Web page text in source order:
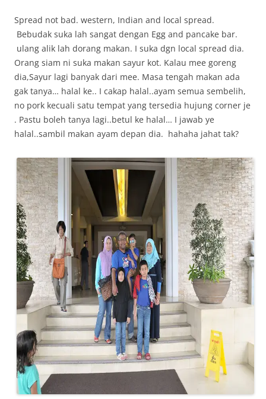
Spread not bad. western, Indian and local spread.
Bebudak suka lah sangat dengan Egg and pancake bar.
ulang alik lah dorang makan. I suka dgn local spread dia.
Orang siam ni suka makan sayur kot. Kalau mee goreng
dia,Sayur lagi banyak dari mee. Masa tengah makan ada
gak tanya… halal ke.. I cakap halal..ayam semua sembelih,
no pork kecuali satu tempat yang tersedia hujung corner je
. Pastu boleh tanya lagi..betul ke halal… I jawab ye
halal..sambil makan ayam depan dia. hahaha jahat tak?